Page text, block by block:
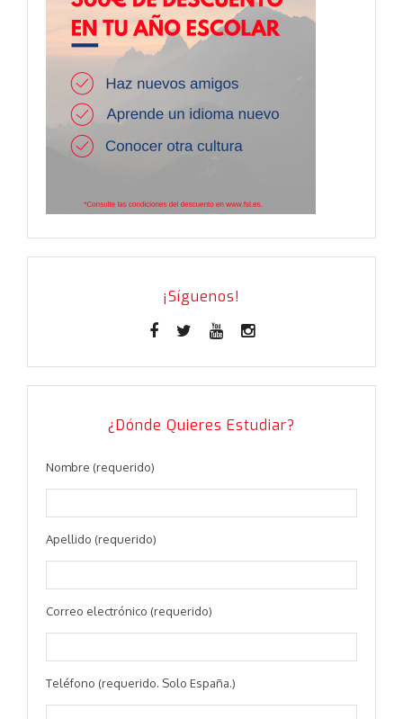
¡Síguenos!
¿Dónde Quieres Estudiar?
Nombre (requerido)
Apellido (requerido)
Correo electrónico (requerido)
Teléfono (requerido. Solo España.)